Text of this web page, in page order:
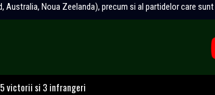
Noua Zeelanda), precum si al partidelor care sunt
victorii si 3 infrangeri